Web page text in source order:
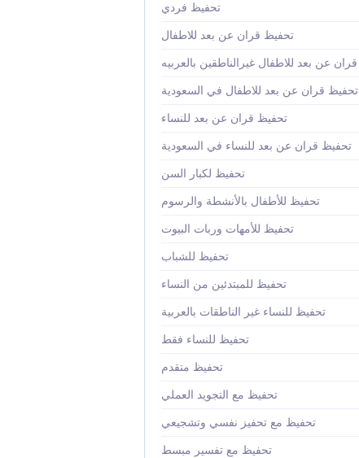
تحفيظ فردي
تحفيظ قران عن بعد للاطفال
عن بعد للاطفال غيرالناطقين بالعربيه
تحفيظ قران عن بعد للاطفال في السعودية
تحفيظ قران عن بعد للنساء
تحفيظ قران عن بعد للنساء في السعودية
تحفيظ لكبار السن
تحفيظ للأطفال بالأنشطة والرسوم
تحفيظ للأمهات وربات البيوت
تحفيظ للشباب
تحفيظ للمبتدئين من النساء
تحفيظ للنساء غير الناطقات بالعربية
تحفيظ للنساء فقط
تحفيظ متقدم
تحفيظ مع التجويد العملي
تحفيظ مع تحفيز نفسي وتشجيعي
تحفيظ مع تفسير مبسط